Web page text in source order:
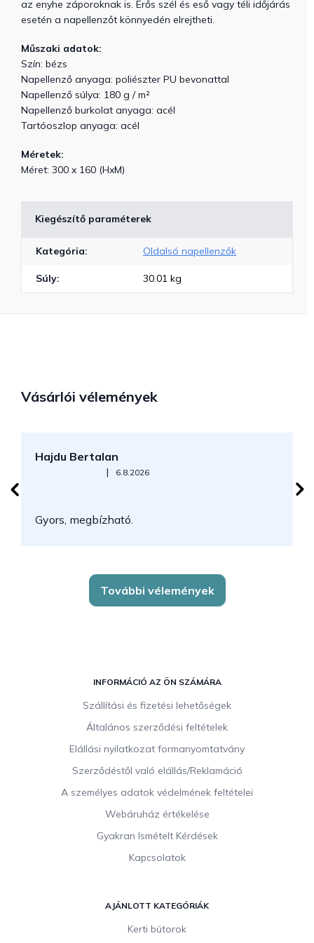
az enyhe záporoknak is. Erős szél és eső vagy téli időjárás
esetén a napellenzőt könnyedén elrejtheti.
Műszaki adatok:
Szín: bézs
Napellenző anyaga: poliészter PU bevonattal
Napellenző súlya: 180 g / m²
Napellenző burkolat anyaga: acél
Tartóoszlop anyaga: acél
Méretek:
Méret: 300 x 160 (HxM)
Kiegészítő paraméterek
Kategória: Oldalsó napellenzők
Súly: 30.01 kg
Vásárlói vélemények
Hajdu Bertalan
Az áruház értékelése 5-ből 5 csillag.
| 6.8.2026
Gyors, megbízható.
További vélemények
INFORMÁCIÓ AZ ÖN SZÁMÁRA
Szállítási és fizetési lehetőségek
Általános szerződési feltételek
Elállási nyilatkozat formanyomtatvány
Szerződéstől való elállás/Reklamáció
A személyes adatok védelmének feltételei
Webáruház értékelése
Gyakran Ismételt Kérdések
Kapcsolatok
AJÁNLOTT KATEGÓRIÁK
Kerti bútorok